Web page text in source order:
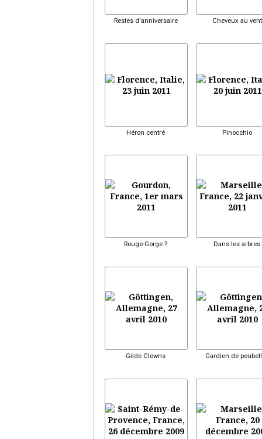
Restes d'anniversaire Cheveux au vent
Héron centré Pinocchio
Rouge-Gorge ? Dans les arbres
Gilde Clowns Gardien de